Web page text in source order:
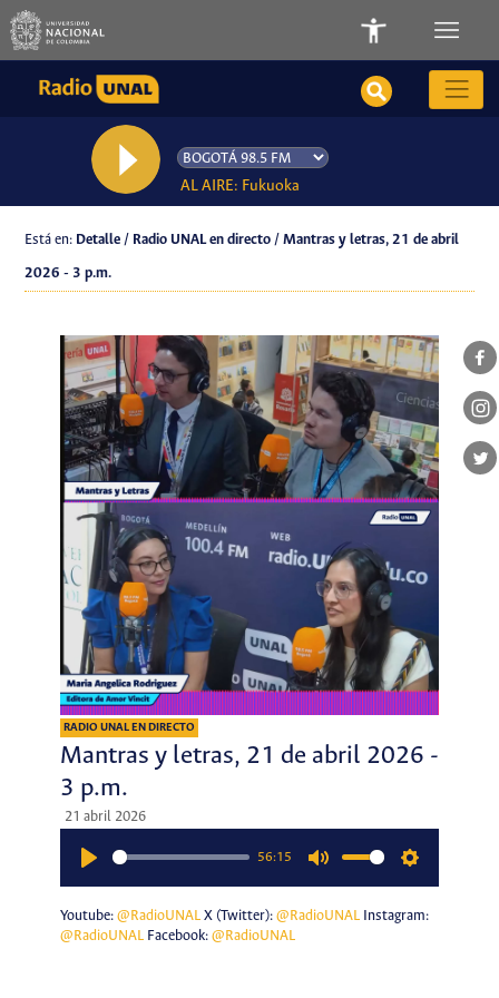
AL AIRE: Fukuoka
Está en: Detalle / Radio UNAL en directo / Mantras y letras, 21 de abril
2026 - 3 p.m.
RADIO UNAL EN DIRECTO
Mantras y letras, 21 de abril 2026 -
3 p.m.
21 abril 2026
56:15
Youtube: @RadioUNALX (Twitter): @RadioUNALInstagram:
@RadioUNALFacebook: @RadioUNAL